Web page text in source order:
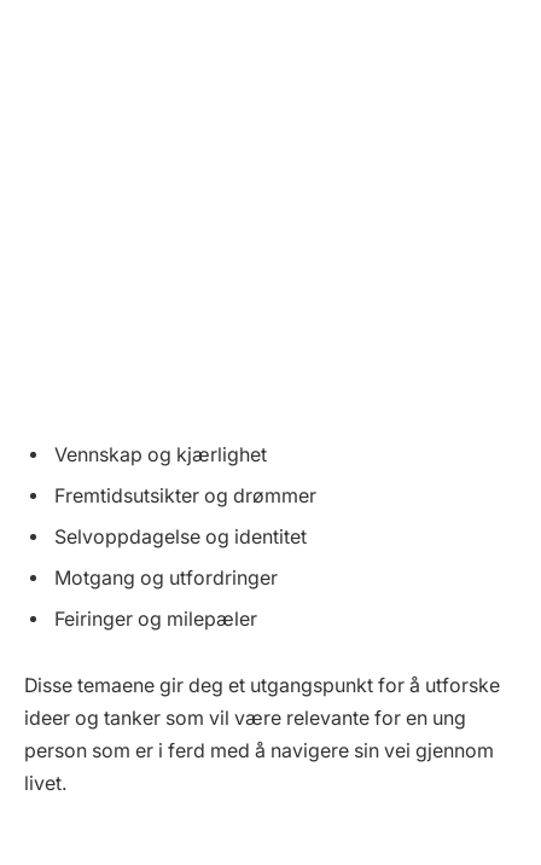
Vennskap og kjærlighet
Fremtidsutsikter og drømmer
Selvoppdagelse og identitet
Motgang og utfordringer
Feiringer og milepæler
Disse temaene gir deg et utgangspunkt for å utforske
ideer og tanker som vil være relevante for en ung
person som er i ferd med å navigere sin vei gjennom
livet.